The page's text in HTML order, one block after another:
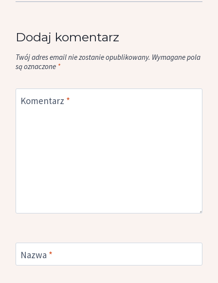
Dodaj komentarz
Twój adres email nie zostanie opublikowany. Wymagane pola
są oznaczone *
Komentarz *
Nazwa *